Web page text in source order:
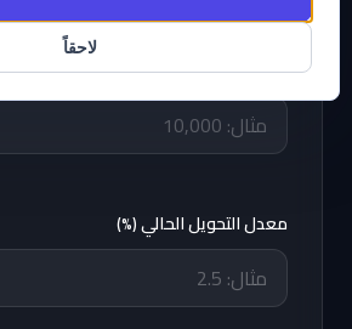
لاحقاً
عدد الزوار الشهري
معدل التحويل الحالي (%)